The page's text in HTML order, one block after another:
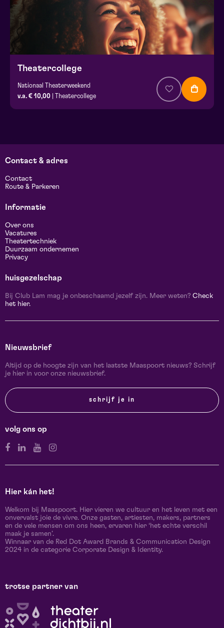
Theatercollege
Nationaal Theaterweekend
v.a. € 10,00 | Theatercollege
Contact & adres
Contact
Route & Parkeren
Informatie
Over ons
Vacatures
Theatertechniek
Duurzaam ondernemen
Privacy
huisgezelschap
Bij Club Lam mag je onbeschaamd jezelf zijn. Meer weten? Check
het hier.
Nieuwsbrief
Altijd op de hoogte zijn van het laatste Maaspoort nieuws? Schrijf
je hier in voor onze nieuwsbrief.
schrijf je in
volg ons op
Hier kán het!
Welkom bij Maaspoort. Hier vieren we cultuur en het leven met een
onvervalst joie de vivre. Onze gasten, artiesten, makers, partners
en de vele mensen om ons heen, ervaren hier ‘het echte verschil
maak je samen’.
Winnaar van de Red Dot Award Brands & Communication Design
2024 in de categorie Corporate Design & Identity.
trotse partner van